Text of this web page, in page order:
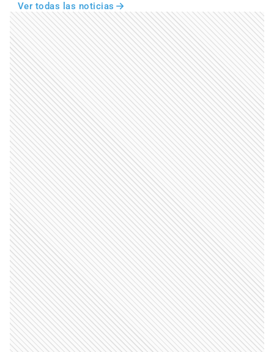
Ver todas las noticias